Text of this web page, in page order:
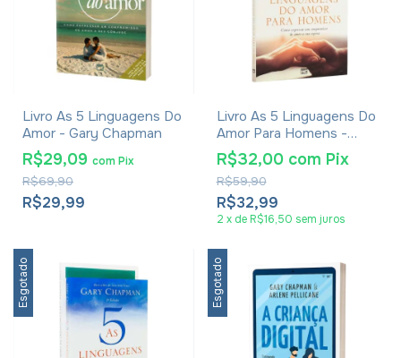
Livro As 5 Linguagens Do
Amor - Gary Chapman
R$29,99
R$69,90
R$29,09 comPix
Livro As 5 Linguagens Do
Amor Para Homens -
Gary Chapman
R$32,99
R$59,90
R$32,00 com Pix
2 x de R$16,50 sem juros
Esgotado Esgotado